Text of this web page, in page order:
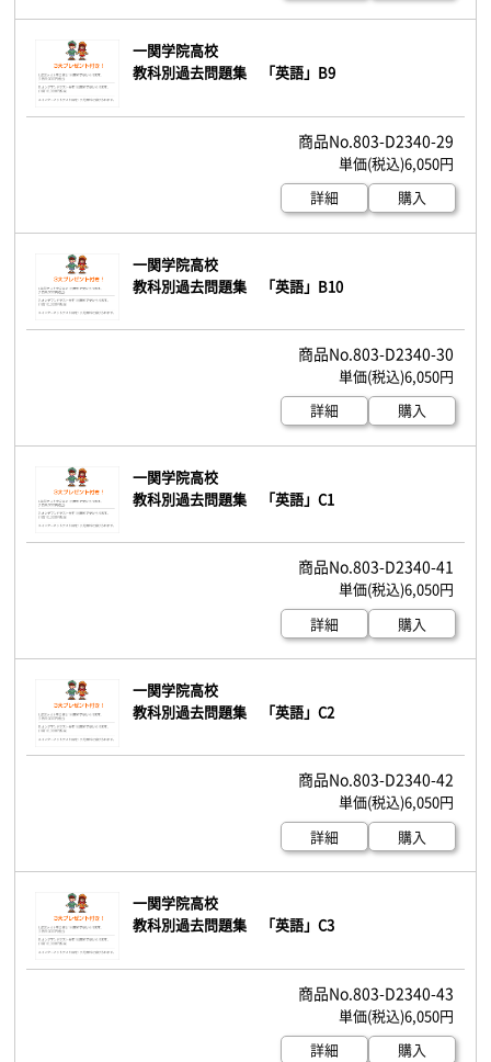
一関学院高校
教科別過去問題集 「英語」B9
803-D2340-29
6,050円
詳細
購入
一関学院高校
教科別過去問題集 「英語」B10
803-D2340-30
6,050円
詳細
購入
一関学院高校
教科別過去問題集 「英語」C1
803-D2340-41
6,050円
詳細
購入
一関学院高校
教科別過去問題集 「英語」C2
803-D2340-42
6,050円
詳細
購入
一関学院高校
教科別過去問題集 「英語」C3
803-D2340-43
6,050円
詳細
購入